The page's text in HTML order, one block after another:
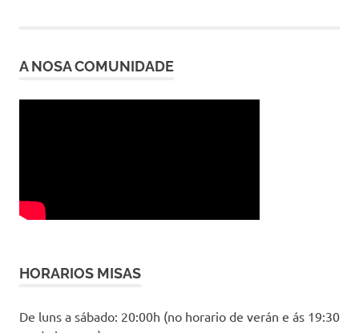
A NOSA COMUNIDADE
HORARIOS MISAS
De luns a sábado: 20:00h (no horario de verán e ás 19:30